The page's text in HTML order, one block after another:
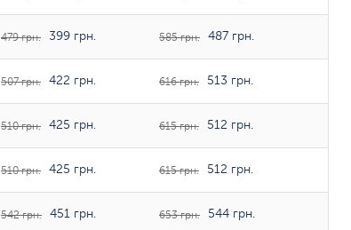
479 грн. 399 грн. 585 грн. 487 грн.
507 грн. 422 грн. 616 грн. 513 грн.
510 грн. 425 грн. 615 грн. 512 грн.
510 грн. 425 грн. 615 грн. 512 грн.
542 грн. 451 грн. 653 грн. 544 грн.